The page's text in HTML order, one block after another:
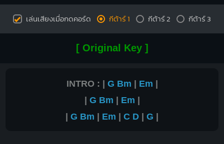
เล่นเสียงเมื่อกดคอร์ด กีต้าร์ 1 กีต้าร์ 2 กีต้าร์ 3
[ Original Key ]
INTRO : | G Bm | Em |
| G Bm | Em |
| G Bm | Em | C D | G |